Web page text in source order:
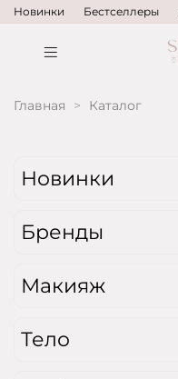
Новинки Бестселлеры
Главная Каталог
Новинки
Бренды
Макияж
Тело